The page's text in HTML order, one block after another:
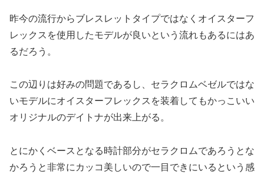
昨今の流行からブレスレットタイプではなくオイスターフ
レックスを使用したモデルが良いという流れもあるにはあ
るだろう。
この辺りは好みの問題であるし、セラクロムベゼルではな
いモデルにオイスターフレックスを装着してもかっこいい
オリジナルのデイトナが出来上がる。
とにかくベースとなる時計部分がセラクロムであろうとな
かろうと非常にカッコ美しいので一目できにいるという感